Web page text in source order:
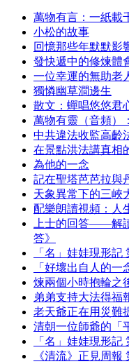
萬物有言：一紙載
小松的故事
回憶那些年默默影
發快遞中的修煉體
一位幸運的無助老
獨憐幽草澗邊生
散文：蟬唱悠悠君
萬物有靈（音頻）
中共違法收監高齡
在景點洪法講真相
為他的一念
記在聖塔芭芭拉與
天象異常下的三峽
配樂朗讀視頻：人
上士的回答——解
答》
「名」娃娃現形記
「好壞出自人的一
煉兩個小時抱輪之
弟弟支持大法得福
老天爺正在用災難
清朝一位師爺的「
「名」娃娃現形記
《清流》正見周報